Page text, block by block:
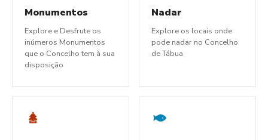
Monumentos
Explore e Desfrute os
inúmeros Monumentos
que o Concelho tem à sua
disposição
Nadar
Explore os locais onde
pode nadar no Concelho
de Tábua